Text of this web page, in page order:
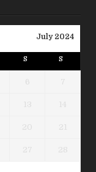
July 2024
S S
6 7
13 14
20 21
27 28